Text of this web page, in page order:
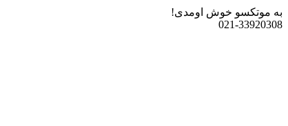
به موتکسو خوش اومدی!
021-33920308